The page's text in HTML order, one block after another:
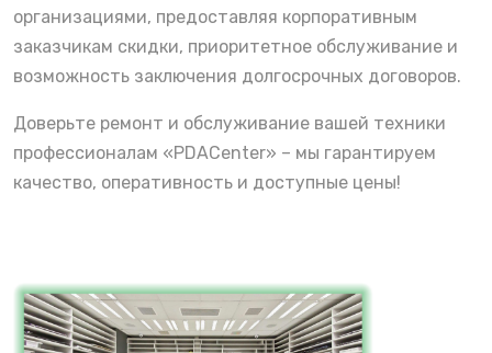
организациями, предоставляя корпоративным
заказчикам скидки, приоритетное обслуживание и
возможность заключения долгосрочных договоров.
Доверьте ремонт и обслуживание вашей техники
профессионалам «PDACenter» – мы гарантируем
качество, оперативность и доступные цены!